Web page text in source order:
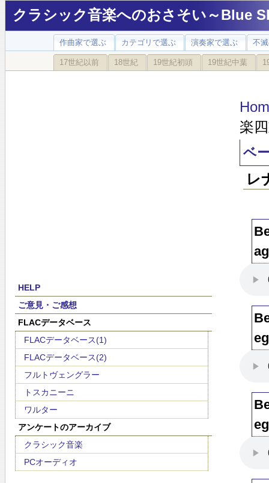
クラシック音楽へのおさそい～Blue
作曲家で選ぶ カテゴリで選ぶ 演奏家で選ぶ 不
17世紀以前 18世紀 19世紀初頭 19世紀中葉
HELP
ご意見・ご感想
FLACデータベース
FLACデータベース(1)
FLACデータベース(2)
フルトヴェングラー
トスカニーニ
ワルター
アンケートのアーカイブ
クラシック音楽
PCオーディオ
楽
ベ
レ